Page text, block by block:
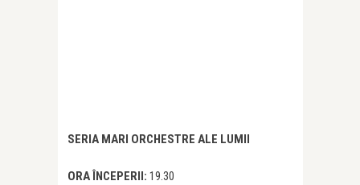
SERIA MARI ORCHESTRE ALE LUMII
ORA ÎNCEPERII: 19.30​